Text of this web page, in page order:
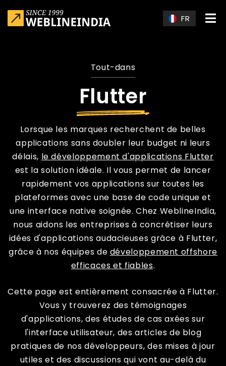
FR
Tout-dans
Flutter
Lorsque les marques recherchent de belles
applications sans doubler leur budget ni leurs
délais, le développement d'applications Flutter
est la solution idéale. Il vous permet de lancer
rapidement vos applications sur toutes les
plateformes avec une base de code unique et
une interface native soignée. Chez WeblineIndia,
nous aidons les entreprises à concrétiser leurs
idées d'applications audacieuses grâce à Flutter,
grâce à nos équipes de développement offshore
efficaces et fiables.
Cette page est entièrement consacrée à Flutter.
Vous y trouverez des témoignages
d'applications, des études de cas axées sur
l'interface utilisateur, des articles de blog
pratiques de nos développeurs, des mises à jour
utiles et des discussions qui vont au-delà du